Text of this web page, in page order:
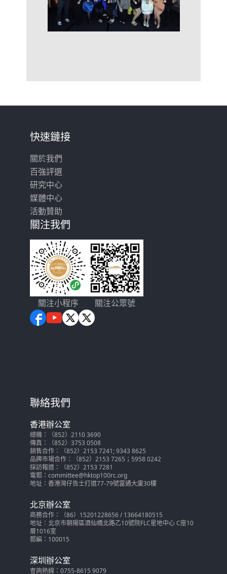
快速鏈接
關於我們
百強評選
研究中心
媒體中心
活動贊助
關注我們
關注小程序 關注公眾號
聯絡我們
香港辦公室
總機：（852）2110 3690
傳真：（852）3753 0508
銷售合作：（852）2153 7241; 9343 8625
品牌市場合作：（852）2153 7265；5958 0242
採訪報道：（852）2153 7281
電郵：committee@hktop100rc.org
地址：香港灣仔告士打道77-79號富通大廈30樓
北京辦公室
商務合作：（86）15201228656 / 13664180515
地址：北京市朝陽區酒仙橋北路乙10號院FLC星地中心 C座10
層1016室
郵編：100015
深圳辦公室
查詢熱線：0755-8615 9079